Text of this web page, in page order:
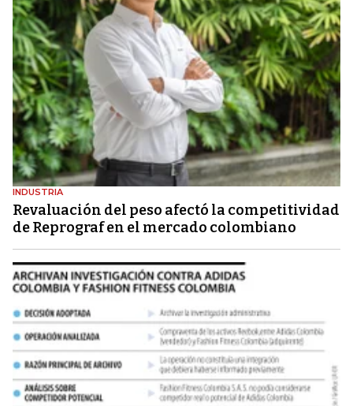
INDUSTRIA
Revaluación del peso afectó la competitividad
de Reprograf en el mercado colombiano